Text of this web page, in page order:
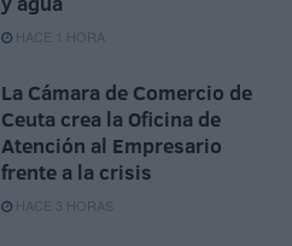
HACE 1 HORA
La Cámara de Comercio de
Ceuta crea la Oficina de
Atención al Empresario
frente a la crisis
HACE 3 HORAS